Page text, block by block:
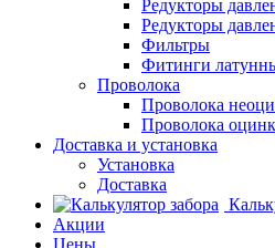
Редукторы
Редукторы
Фильтры
Фитинги
Проволока
Проволока
Проволока
Доставка и установка
Установка
Доставка
Акции
Цены